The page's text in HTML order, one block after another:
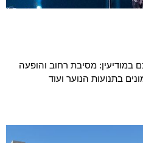
במודיעין: מסיבת רחוב והופעה
בתנועות הנוער ועוד